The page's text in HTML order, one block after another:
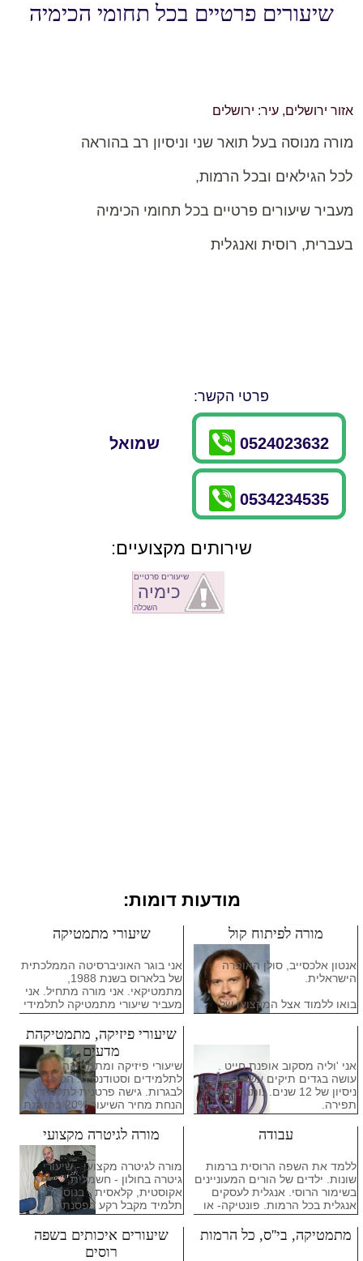
שיעורים פרטיים בכל תחומי הכימיה
אזור ירושלים, עיר: ירושלים
מורה מנוסה בעל תואר שני וניסיון רב בהוראה
לכל הגילאים ובכל הרמות,
מעביר שיעורים פרטיים בכל תחומי הכימיה
בעברית, רוסית ואנגלית
פרטי הקשר:
0524023632 שמואל
0534234535
שירותים מקצועיים:
השכלה
שיעורים פרטיים
כימיה
מודעות דומות:
מורה לפיתוח קול
אנטון אלכסייב, סולן האופרה
הישראלית.
בואו ללמוד אצל המקצוען של
התחום הווקאלי
- הפקת קול ללא לחץ, עבודה על
רגיסטרים
- שיפור דיקצייה (עברית, אנגלית,
רוסית, איטלקית, גרמנית,
- הרחבת מנעד קולי
- הכנה לאודישנים
שיעורי מתמטיקה
אני בוגר האוניברסיטה הממלכתית
מתמטיקאי. אני מורה מתחיל. אני
מעביר שיעורי מתמטיקה לתלמידי
כיתות י'-יב'. אני עוזר בשיעורי בית,
במידת הצורך, אני מסביר
(בעברית או רוסית) את החומר
התיאורטי. שיעורים בקבוצות. 2
שיעורים של 45 דקות. בשבוע,
כלומר 8 שיעורים בחודש. המחיר
50 ש"ח לשיעור, כלומר 400 ש"ח
לחודש.
אני 'וליה מסקוב אופנת חייט .
עושה בגדים תיקים עשויים עור.
ניסיון של 12 שנים. נותנת שיעורי
תפירה.
שיעורי פיזיקה, מתמטיקהת
מדעים
שיעורי פיזיקה ומתמטיקה
לתלמידים וסטודנטים. הכנה
לבגרות. גישה פרטנית לתלמידץ
הנחת מחיר השיעור 20% בהזמנת
5 שעות בשבוע. המורה מקבל בבת
ים וגם מגיע לבית התלמיד בערי
המרכז.
עבודה
ללמד את השפה הרוסית ברמות
שונות. ילדים של הורים המעוניינים
בשימור הרוסי. אנגלית לעסקים
אנגלית בכל הרמות. פונטיקה- או
איך לעצור מפחד לפתוח את הפה
שלי "באנגלית"
מורה לגיטרה מקצועי
מורה לגיטרה מקצועי - שיעורי
גיטרה בחולון - חשמלית,
אקוסטית, קלאסית - בנוסף כל
תלמיד מקבל רקע בפסנתר,
גיטרה-בס ותופים ! Alex Music
Holon
מתמטיקה, בי''ס, כל הרמות
שיעורים איכותים בשפה
רוסים